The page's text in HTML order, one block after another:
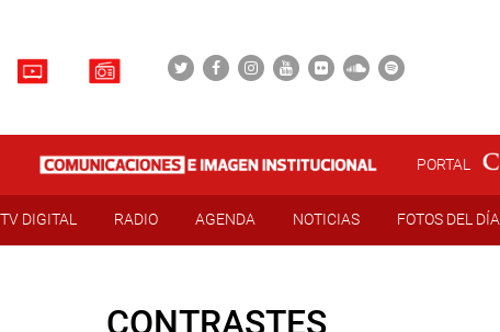
PORTAL
TV DIGITAL RADIO AGENDA NOTICIAS FOTOS DEL DÍA
CONTRASTES